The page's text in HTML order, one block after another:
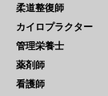
柔道整復師
カイロプラクター
管理栄養士
薬剤師
看護師